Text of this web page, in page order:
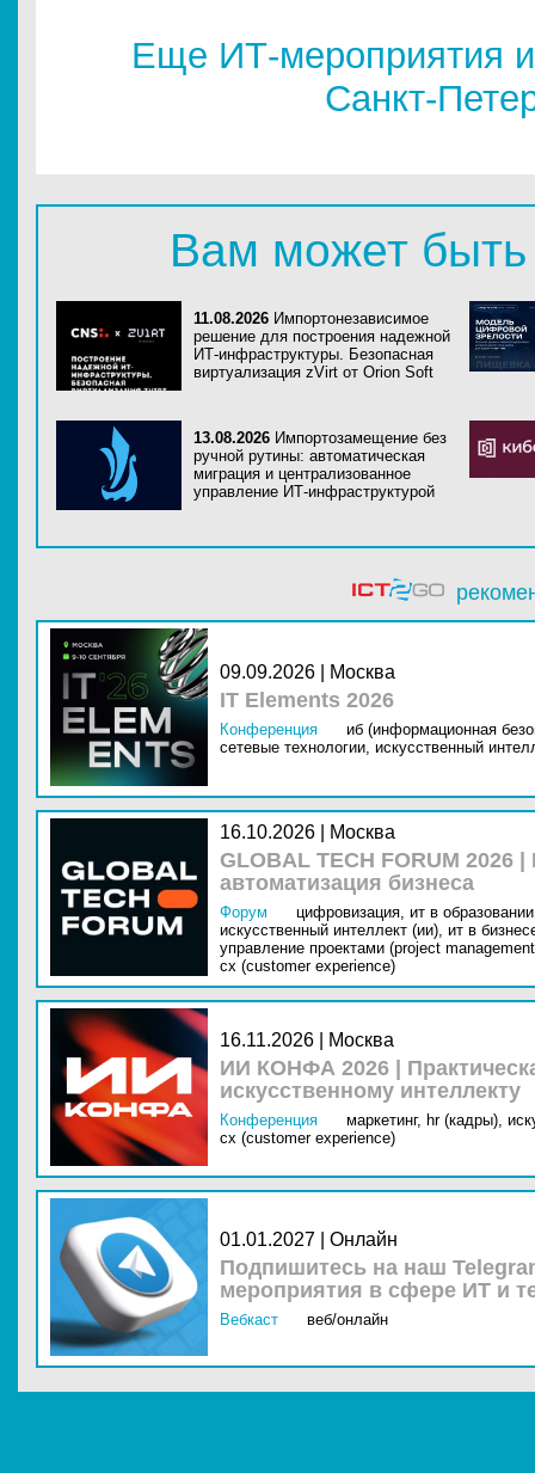
Еще ИТ-мероприятия
Санкт-
Вам может быть
11.08.2026 Импортонезависимое
решение для построения надежной
ИТ-инфраструктуры. Безопасная
виртуализация zVirt от Orion Soft
13.08.2026 Импортозамещение без
ручной рутины: автоматическая
миграция и централизованное
управление ИТ-инфраструктурой
09.09.2026 | Москва
IT Elements 2026
Конференция
иб (информационная
сетевые технологии, искусственный
16.10.2026 | Москва
GLOBAL TECH FORUM
автоматизация бизнеса
Форум цифровизация, ит в
искусственный интеллект (ии), ит в
управление проектами (project
cx (customer experience)
16.11.2026 | Москва
ИИ КОНФА 2026 |
искусственному интеллекту
Конференция маркетинг, hr (кадры),
cx (customer experience)
01.01.2027 | Онлайн
Подпишитесь на наш
мероприятия в сфере ИТ и
Вебкаст веб/онлайн